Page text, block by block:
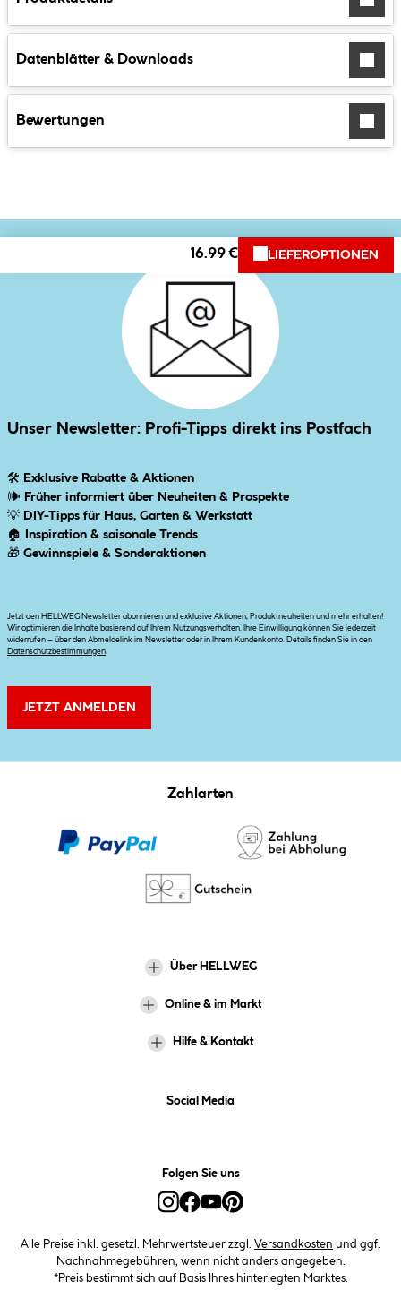
Datenblätter & Downloads
Bewertungen
16.99 € LIEFEROPTIONEN
Unser Newsletter: Profi-Tipps direkt ins Postfach
🛠 Exklusive Rabatte & Aktionen
🕪 Früher informiert über Neuheiten & Prospekte
💡 DIY-Tipps für Haus, Garten & Werkstatt
🏠
Inspiration & saisonale Trends
🎁 Gewinnspiele & Sonderaktionen
Jetzt den HELLWEG Newsletter abonnieren und exklusive Aktionen, Produktneuheiten und mehr erhalten!
Wir optimieren die Inhalte basierend auf Ihrem Nutzungsverhalten. Ihre Einwilligung können Sie jederzeit
widerrufen – über den Abmeldelink im Newsletter oder in Ihrem Kundenkonto. Details finden Sie in den
Datenschutzbestimmungen
JETZT ANMELDEN
Zahlarten
Über HELLWEG
Online & im Markt
Hilfe & Kontakt
Social Media
Folgen Sie uns
Alle Preise inkl. gesetzl. Mehrwertsteuer zzgl. Versandkosten und ggf.
Nachnahmegebühren, wenn nicht anders angegeben.
*Preis bestimmt sich auf Basis Ihres hinterlegten Marktes.